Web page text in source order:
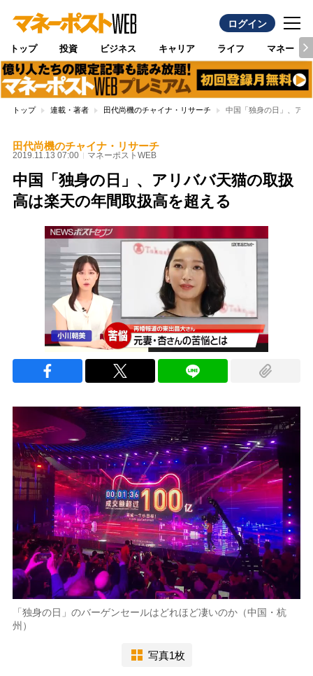
ログイン
トップ 投資 ビジネス キャリア ライフ マネー
トップ 連載・著者 田代尚機のチャイナ・リサーチ 中国「独身の日」、ア
田代尚機のチャイナ・リサーチ
2019.11.13 07:00 マネーポストWEB
中国「独身の日」、アリババ天猫の取扱
高は楽天の年間取扱高を超える
「独身の日」のバーゲンセールはどれほど凄いのか（中国・杭
州）
写真1枚